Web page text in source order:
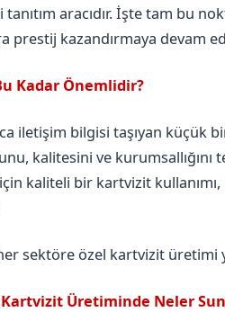
tanıtım aracıdır. İşte tam bu
prestij kazandırmaya devam
Kadar Önemlidir?
iletişim bilgisi taşıyan küçük
kalitesini ve
kaliteli bir kartvizit
her sektöre özel kartvizit
Kartvizit Üretiminde Neler